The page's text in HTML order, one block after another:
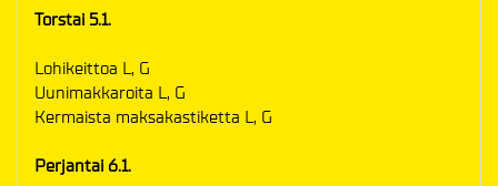
Torstai 5.1.
Lohikeittoa L, G
Uunimakkaroita L, G
Kermaista maksakastiketta L, G
Perjantai 6.1.